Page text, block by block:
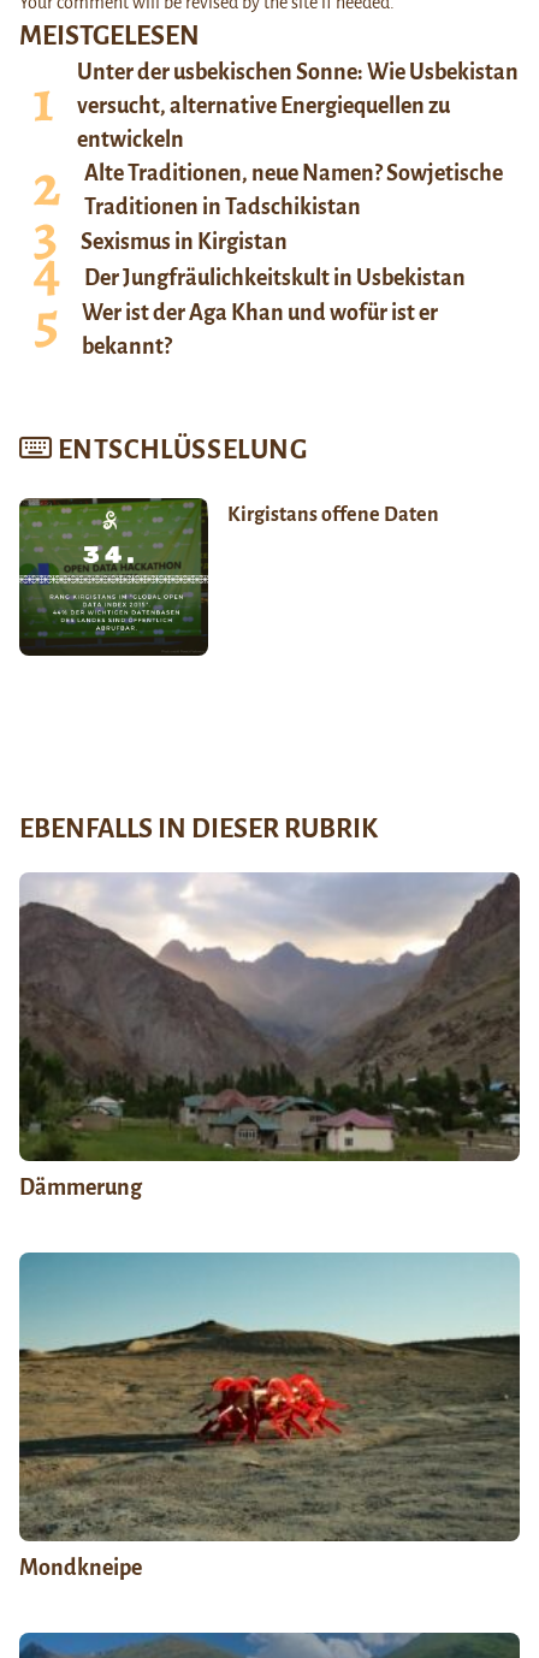
MEISTGELESEN
Unter der usbekischen Sonne: Wie Usbekistan
versucht, alternative Energiequellen zu
entwickeln
Alte Traditionen, neue Namen? Sowjetische
Traditionen in Tadschikistan
Sexismus in Kirgistan
Der Jungfräulichkeitskult in Usbekistan
Wer ist der Aga Khan und wofür ist er
bekannt?
ENTSCHLÜSSELUNG
Kirgistans offene Daten
EBENFALLS IN DIESER RUBRIK
Dämmerung
Mondkneipe